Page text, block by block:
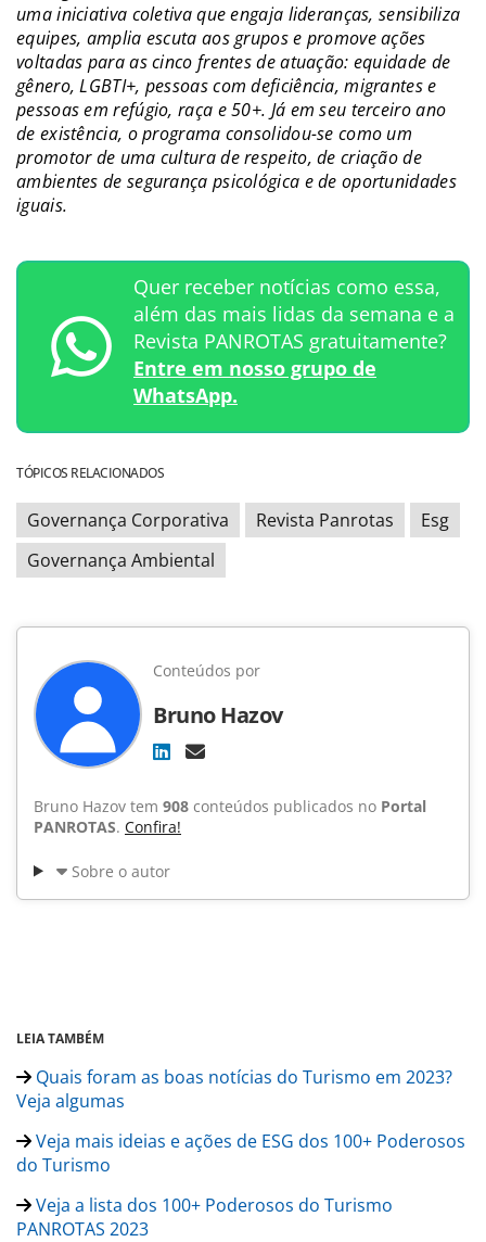
uma iniciativa coletiva que engaja lideranças, sensibiliza
equipes, amplia escuta aos grupos e promove ações
voltadas para as cinco frentes de atuação: equidade de
gênero, LGBTI+, pessoas com deficiência, migrantes e
pessoas em refúgio, raça e 50+. Já em seu terceiro ano
de existência, o programa consolidou-se como um
promotor de uma cultura de respeito, de criação de
ambientes de segurança psicológica e de oportunidades
iguais.
Quer receber notícias como essa,
além das mais lidas da semana e a
Revista PANROTAS gratuitamente?
Entre em nosso grupo de
WhatsApp.
TÓPICOS RELACIONADOS
Governança Corporativa Revista Panrotas
Esg
Governança Ambiental
Conteúdos por
Bruno Hazov
Bruno Hazov tem 908 conteúdos publicados no Portal
PANROTAS. Confira!
Sobre o autor
LEIA TAMBÉM
Quais foram as boas notícias do Turismo em 2023?
Veja algumas
Veja mais ideias e ações de ESG dos 100+ Poderosos
do Turismo
Veja a lista dos 100+ Poderosos do Turismo
PANROTAS 2023